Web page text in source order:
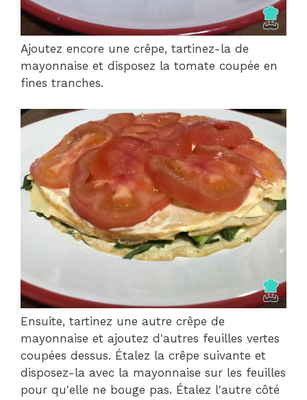
Ajoutez encore une crêpe, tartinez-la de
mayonnaise et disposez la tomate coupée en
fines tranches.
Ensuite, tartinez une autre crêpe de
mayonnaise et ajoutez d'autres feuilles vertes
coupées dessus. Étalez la crêpe suivante et
disposez-la avec la mayonnaise sur les feuilles
pour qu'elle ne bouge pas. Étalez l'autre côté